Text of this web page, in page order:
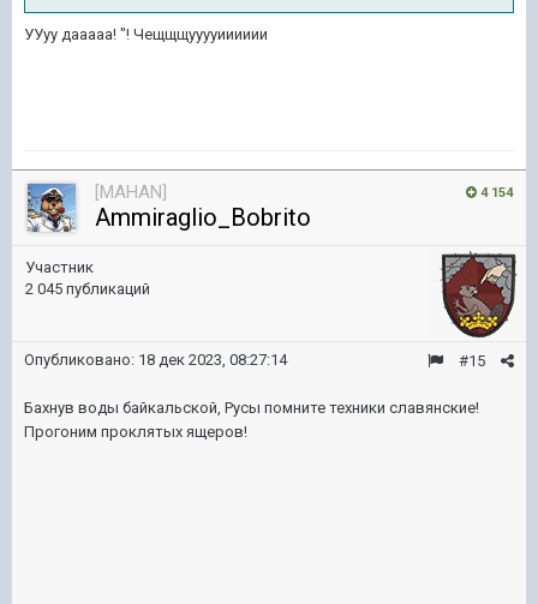
УУуу дааааа! "! Чещщщууууииииии
4 154
[MAHAN]
Ammiraglio_Bobrito
Участник
2 045 публикаций
#15
Опубликовано: 18 дек 2023, 08:27:14
Бахнув воды байкальской, Русы помните техники славянские!
Прогоним проклятых ящеров!